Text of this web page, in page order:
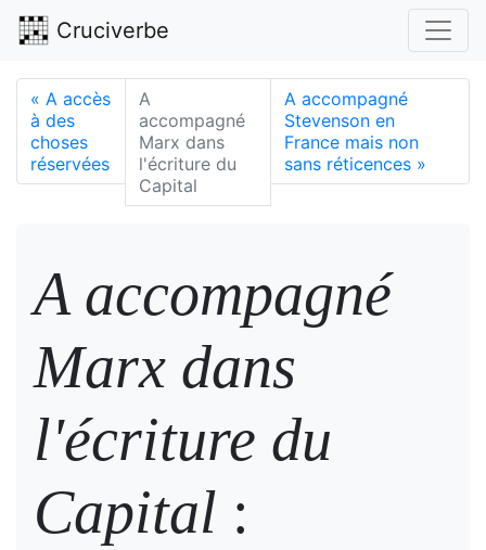
Cruciverbe
« A accès
à des
choses
réservées
A
accompagné
Marx dans
l'écriture du
Capital
A accompagné
Stevenson en
France mais non
sans réticences »
A accompagné
Marx dans
l'écriture du
Capital :